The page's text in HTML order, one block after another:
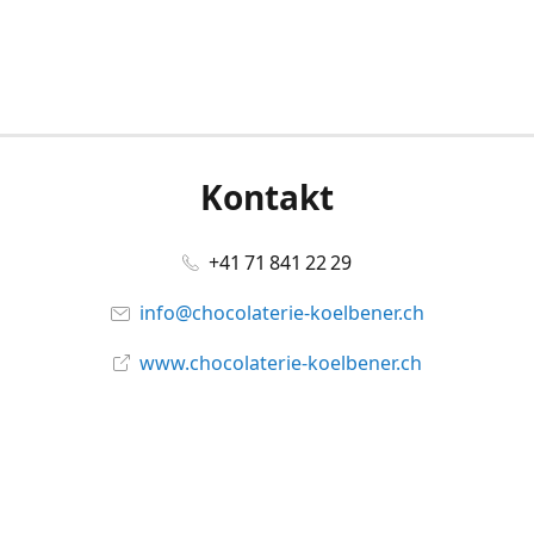
Kontakt
+41 71 841 22 29
info@chocolaterie-koelbener.ch
www.chocolaterie-koelbener.ch